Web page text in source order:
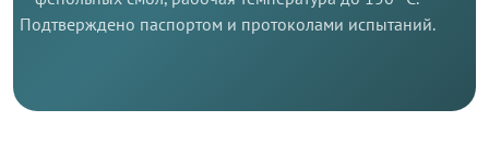
Подтверждено паспортом и протоколами испытаний.